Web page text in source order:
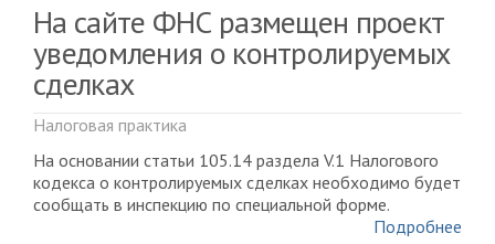
На сайте ФНС размещен проект
уведомления о контролируемых
сделках
Налоговая практика
На основании статьи 105.14 раздела V.1 Налогового
кодекса о контролируемых сделках необходимо будет
сообщать в инспекцию по специальной форме.
Подробнее